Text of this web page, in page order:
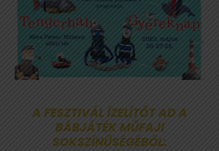
A FESZTIVÁL ÍZELÍTŐT AD A
BÁBJÁTÉK MŰFAJI
SOKSZÍNŰSÉGÉBŐL: